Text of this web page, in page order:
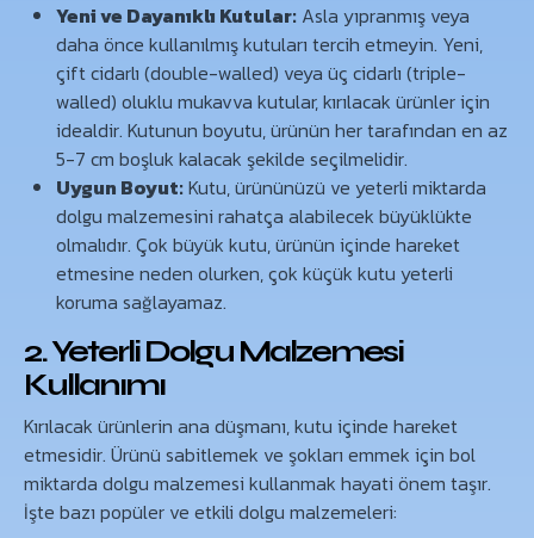
Yeni ve Dayanıklı Kutular: Asla yıpranmış veya
daha önce kullanılmış kutuları tercih etmeyin. Yeni,
çift cidarlı (double-walled) veya üç cidarlı (triple-
walled) oluklu mukavva kutular, kırılacak ürünler için
idealdir. Kutunun boyutu, ürünün her tarafından en az
5-7 cm boşluk kalacak şekilde seçilmelidir.
Uygun Boyut:Kutu, ürününüzü ve yeterli miktarda
dolgu malzemesini rahatça alabilecek büyüklükte
olmalıdır. Çok büyük kutu, ürünün içinde hareket
etmesine neden olurken, çok küçük kutu yeterli
koruma sağlayamaz.
2. Yeterli Dolgu Malzemesi
Kullanımı
Kırılacak ürünlerin ana düşmanı, kutu içinde hareket
etmesidir. Ürünü sabitlemek ve şokları emmek için bol
miktarda dolgu malzemesi kullanmak hayati önem taşır.
İşte bazı popüler ve etkili dolgu malzemeleri: